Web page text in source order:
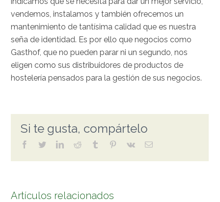
vendemos, instalamos y también ofrecemos un
mantenimiento de tantísima calidad que es nuestra
seña de identidad. Es por ello que negocios como
Gasthof, que no pueden parar ni un segundo, nos
eligen como sus distribuidores de productos de
hostelería pensados para la gestión de sus negocios.
Si te gusta, compártelo
facebooktwitterlinkedinreddit tumblr pinterest
vk
Correo
Artículos relacionados